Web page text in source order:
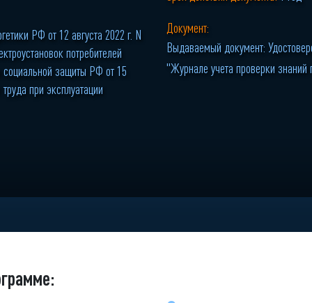
РФ от 12 августа 2022 г. N
потребителей
социальной защиты РФ от 15
при эксплуатации
Документ:
Выдаваемый документ:
"Журнале учета проверки знаний